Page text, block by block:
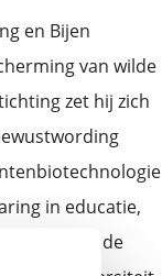
en Bijen
van wilde
zet hij zich
in educatie,
binnen de